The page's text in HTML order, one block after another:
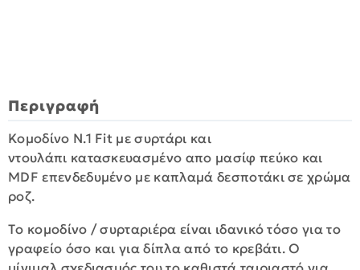
Περιγραφή
Κομοδίνο Ν.1 Fit με συρτάρι και
ντουλάπι κατασκευασμένο απο μασίφ πεύκο και
MDF επενδεδυμένο με καπλαμά δεσποτάκι σε χρώμα
ροζ.
Τo κομοδίνο / συρταριέρα είναι ιδανικό τόσο για το
γραφείο όσο και για δίπλα από το κρεβάτι. Ο